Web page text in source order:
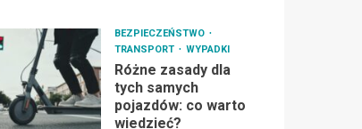
BEZPIECZEŃSTWO
TRANSPORT
WYPADKI
Różne zasady dla
tych samych
pojazdów: co warto
wiedzieć?